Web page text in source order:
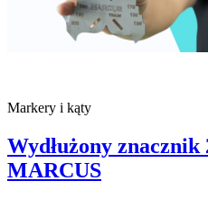
Markery i kąty
Wydłużony znacznik
MARCUS